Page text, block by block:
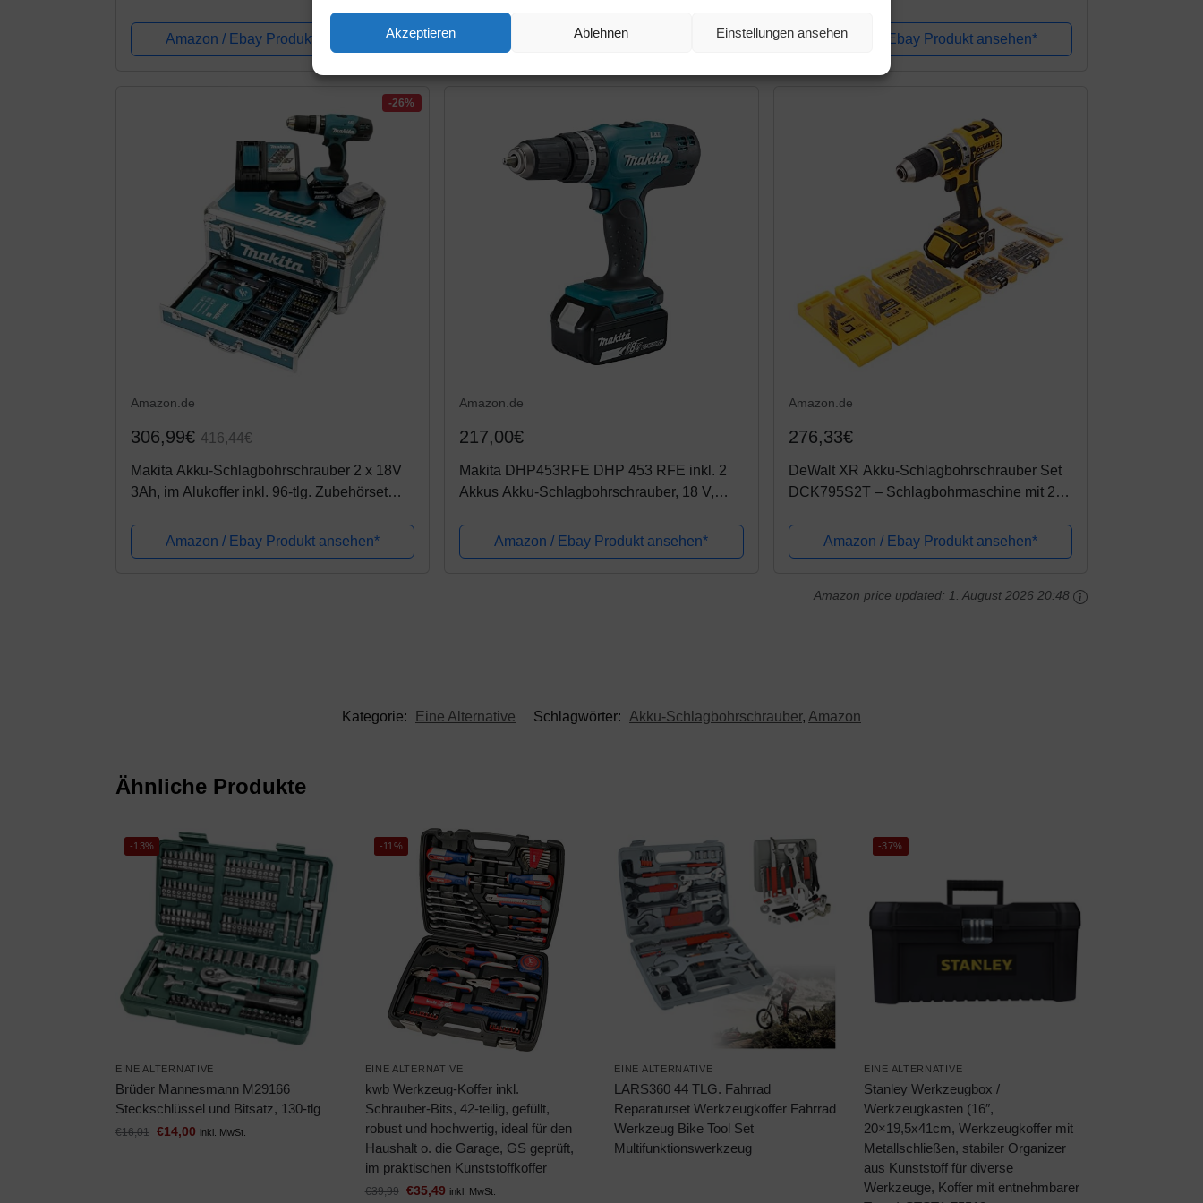
Akzeptieren Ablehnen Einstellungen ansehen
Holz max: 19 mm, inkl. 2x2,0 Ah Akku +
Ladegerät, 3x Bohrer-Set, in Tasche) -...
Amazon / Ebay Produkt ansehen*
Schlagbohrmaschine mit 2-Gang-
Vollmetallgetriebe & LED-Licht zum
Schrauben, Bohren & Schlagbohren –...
Amazon / Ebay Produkt ansehen*
LED Licht, Koffer, inkl. 2 x 2,0 Ah Akku und...
Amazon / Ebay Produkt ansehen*
-26%
Amazon.de
306,99€ 416,44€
Makita Akku-Schlagbohrschrauber 2 x 18V
3Ah, im Alukoffer inkl. 96-tlg. Zubehörset
Amazon / Ebay Produkt ansehen*
Amazon.de
217,00€
Makita DHP453RFE DHP 453 RFE inkl. 2
Akkus Akku-Schlagbohrschrauber, 18 V,
Amazon / Ebay Produkt ansehen*
Amazon.de
276,33€
DeWalt XR Akku-Schlagbohrschrauber Set
DCK795S2T – Schlagbohrmaschine mit 2-
Motor zum Schrauben, Bohren &
Schlagbohren...
Amazon / Ebay Produkt ansehen*
Amazon price updated:1. August 2026 20:48
Kategorie: Eine Alternative Schlagwörter: Akku-Schlagbohrschrauber, Amazon
Ähnliche Produkte
-13%
EINE ALTERNATIVE
Brüder Mannesmann M29166
Steckschlüssel und Bitsatz, 130-tlg
€16,01 €14,00 inkl. MwSt.
-11%
EINE ALTERNATIVE
kwb Werkzeug-Koffer inkl.
Schrauber-Bits, 42-teilig, gefüllt,
robust und hochwertig, ideal für den
Haushalt o. die Garage, GS geprüft,
im praktischen Kunststoffkoffer
€39,99 €35,49 inkl. MwSt.
EINE ALTERNATIVE
LARS360 44 TLG. Fahrrad
Reparaturset Werkzeugkoffer Fahrrad
Werkzeug Bike Tool Set
Multifunktionswerkzeug
-37%
EINE ALTERNATIVE
Stanley Werkzeugbox /
Werkzeugkasten (16″,
20×19,5x41cm, Werkzeugkoffer mit
Metallschließen, stabiler Organizer
aus Kunststoff für diverse
Werkzeuge, Koffer mit entnehmbarer